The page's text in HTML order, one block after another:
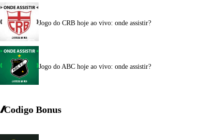
Jogo do CRB hoje ao vivo: onde assistir?
Jogo do ABC hoje ao vivo: onde assistir?
Codigo Bonus